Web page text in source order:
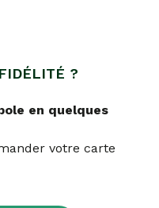
?
en quelques
votre carte